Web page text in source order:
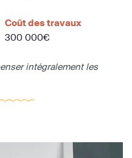
Coût des travaux
300 000€
intégralement les